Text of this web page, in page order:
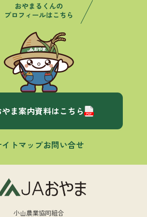
ま案内資料はこちら
イトマップお問い合せ
小山農業協同組合